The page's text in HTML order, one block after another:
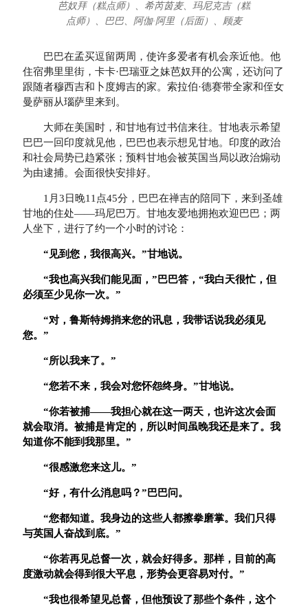
芭奴拜（糕点师）、希芮茵麦、玛尼克吉（糕
点师）、巴巴、阿伽·阿里（后面）、顾麦
巴巴在孟买逗留两周，使许多爱者有机会亲近他。他
住宿弗里里街，卡卡·巴瑞亚之妹芭奴拜的公寓，还访问了
跟随者穆西吉和卜度姆吉的家。索拉伯·德赛带全家和侄女
曼萨丽从瑙萨里来到。
大师在美国时，和甘地有过书信来往。甘地表示希望
巴巴一回印度就见他，巴巴也表示想见甘地。印度的政治
和社会局势已趋紧张；预料甘地会被英国当局以政治煽动
为由逮捕。会面很快安排好。
1月3日晚11点45分，巴巴在禅吉的陪同下，来到圣雄
甘地的住处——玛尼巴万。甘地友爱地拥抱欢迎巴巴；两
人坐下，进行了约一个小时的讨论：
“ 见到您，我很高兴。 ”甘地说。
“我也高兴我们能见面， ” 巴巴答， “我白天很忙，但
必须至少见你一次。 ”
“对，鲁斯特姆捎来您的讯息，我带话说我必须见
您。 ”
“所以我来了。 ”
“您若不来，我会对您怀怨终身。 ”甘地说。
“你若被捕——我担心就在这一两天，也许这次会面
就会取消。被捕是肯定的，所以时间虽晚我还是来了。我
知道你不能到我那里。 ”
“很感激您来这儿。 ”
“好，有什么消息吗？” 巴巴问。
“您都知道。我身边的这些人都擦拳磨掌。我们只得
与英国人奋战到底。 ”
“你若再见总督一次，就会好得多。那样，目前的高
度激动就会得到很大平息，形势会更容易对付。 ”
“我也很希望见总督，但他预设了那些个条件，这个